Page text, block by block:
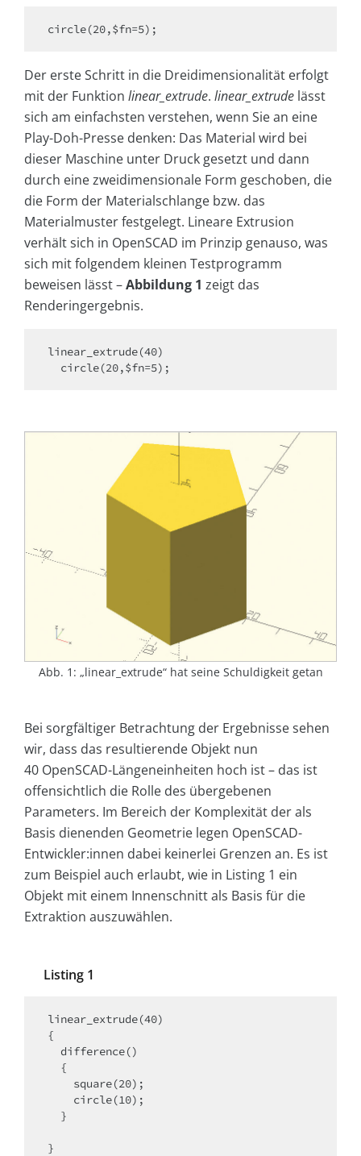
circle(20,$fn=5);
Der erste Schritt in die Dreidimensionalität erfolgt
mit der Funktion linear_extrude. linear_extrude lässt
sich am einfachsten verstehen, wenn Sie an eine
Play-Doh-Presse denken: Das Material wird bei
dieser Maschine unter Druck gesetzt und dann
durch eine zweidimensionale Form geschoben, die
die Form der Materialschlange bzw. das
Materialmuster festgelegt. Lineare Extrusion
verhält sich in OpenSCAD im Prinzip genauso, was
sich mit folgendem kleinen Testprogramm
beweisen lässt –Abbildung 1 zeigt das
Renderingergebnis.
linear_extrude(40)
  circle(20,$fn=5);
Abb. 1: „linear_extrude“ hat seine Schuldigkeit getan
Bei sorgfältiger Betrachtung der Ergebnisse sehen
wir, dass das resultierende Objekt nun
40 OpenSCAD-Längeneinheiten hoch ist – das ist
offensichtlich die Rolle des übergebenen
Parameters. Im Bereich der Komplexität der als
Basis dienenden Geometrie legen OpenSCAD-
Entwickler:innen dabei keinerlei Grenzen an. Es ist
zum Beispiel auch erlaubt, wie in Listing 1 ein
Objekt mit einem Innenschnitt als Basis für die
Extraktion auszuwählen.
Listing 1
linear_extrude(40)
{
}